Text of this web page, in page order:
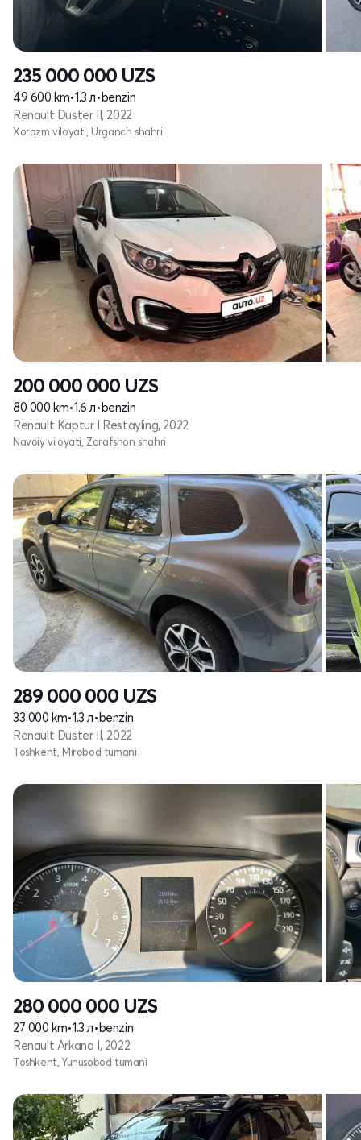
235 000 000 UZS
49 600 km•1.3 л•benzin
Renault Duster II, 2022
Xorazm viloyati, Urganch shahri
200 000 000 UZS
80 000 km•1.6 л•benzin
Renault Kaptur I Restayling, 2022
Navoiy viloyati, Zarafshon shahri
289 000 000 UZS
33 000 km•1.3 л•benzin
Renault Duster II, 2022
Toshkent, Mirobod tumani
280 000 000 UZS
27 000 km•1.3 л•benzin
Renault Arkana I, 2022
Toshkent, Yunusobod tumani